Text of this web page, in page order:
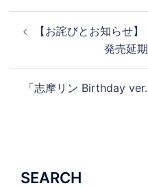
稿
ン
【お詫びとお知らせ
発売延
「志摩リン Birthday
SEARCH